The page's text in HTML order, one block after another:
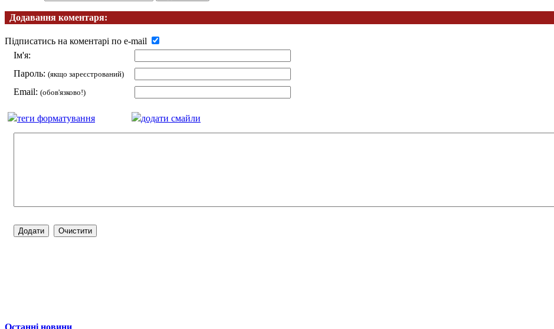
Додавання коментаря:
Підписатись на коментарі по e-mail
Ім'я:
Пароль: (якщо зареєстрований)
Email: (обов'язково!)
теги форматування додати смайли